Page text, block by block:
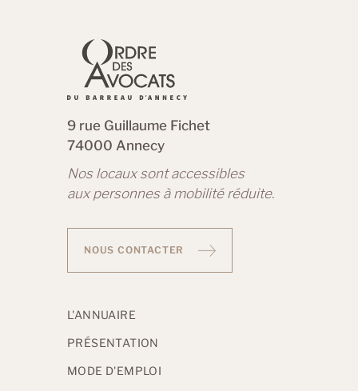
9 rue Guillaume Fichet
74000 Annecy
Nos locaux sont accessibles
aux personnes à mobilité réduite.
NOUS CONTACTER
L'ANNUAIRE
PRÉSENTATION
MODE D'EMPLOI